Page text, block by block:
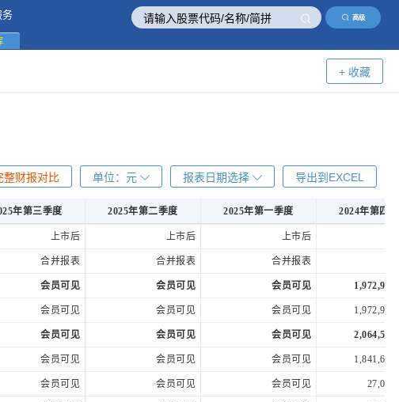
高级
务
+ 收藏
导出到EXCEL
报表日期选择
单位： 元
整财报对比
年第三季度 2025年第二季度 2025年第一季度
2024年第四
年第三季度 2025年第二季度 2025年第一季度
上市后 上市后 上市后
合并报表 合并报表 合并报表
会员可见 会员可见 会员可见
会员可见 会员可见 会员可见
会员可见 会员可见 会员可见
会员可见 会员可见 会员可见
会员可见 会员可见 会员可见